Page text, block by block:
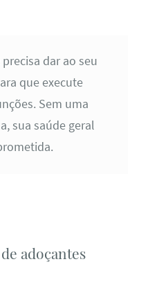
dar ao seu
que execute
Sem uma
sua saúde geral
adoçantes